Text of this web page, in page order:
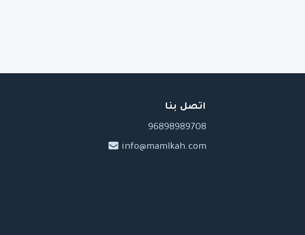
اتصل بنا
96898989708
info@mamlkah.com